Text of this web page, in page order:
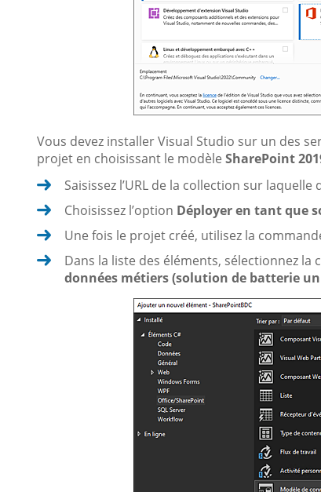
Vous devez installer Visual Studio sur un des
projet en choisissant le modèle SharePoint
Saisissez l’URL de la collection sur
Choisissez l’option Déployer en tant que
Une fois le projet créé, utilisez la
Dans la liste des éléments, sélectionnez la
données métiers (solution de batterie